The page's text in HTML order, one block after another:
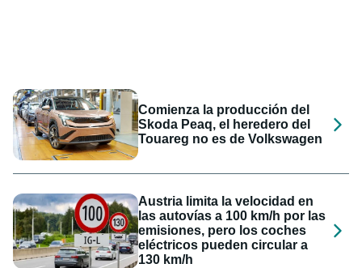
Comienza la producción del
Skoda Peaq, el heredero del
Touareg no es de Volkswagen
Austria limita la velocidad en
las autovías a 100 km/h por las
emisiones, pero los coches
eléctricos pueden circular a
130 km/h